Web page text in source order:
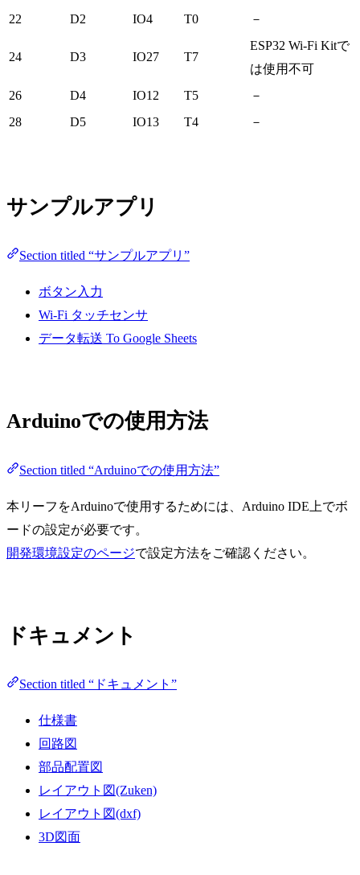
22
D2 IO4 T0 －
24 D3 IO27 T7
ESP32 Wi-Fi Kitで
は使用不可
26
D4 IO12 T5
－
28
D5 IO13 T4 －
サンプルアプリ
Section titled “サンプルアプリ”
ボタン入力
Wi-Fi タッチセンサ
データ転送 To Google Sheets
Arduinoでの使用方法
Section titled “Arduinoでの使用方法”
本リーフをArduinoで使用するためには、Arduino IDE上でボ
ードの設定が必要です。
開発環境設定のページで設定方法をご確認ください。
ドキュメント
Section titled “ドキュメント”
仕様書
回路図
部品配置図
レイアウト図(Zuken)
レイアウト図(dxf)
3D図面